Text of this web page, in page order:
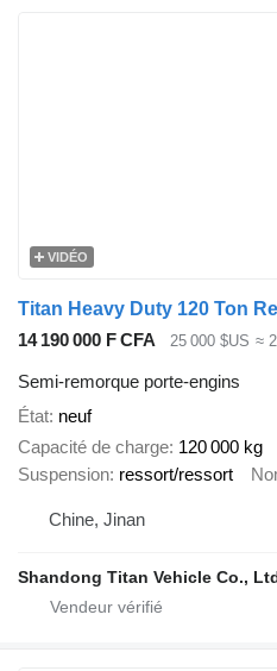
VIDÉO
14 190 000 F CFA 25 000 $US ≈
Semi-remorque porte-engins
État neuf
Capacité de charge 120 000 kg
Suspension ressort/ressort
Chine, Jinan
Shandong Titan Vehicle Co.,